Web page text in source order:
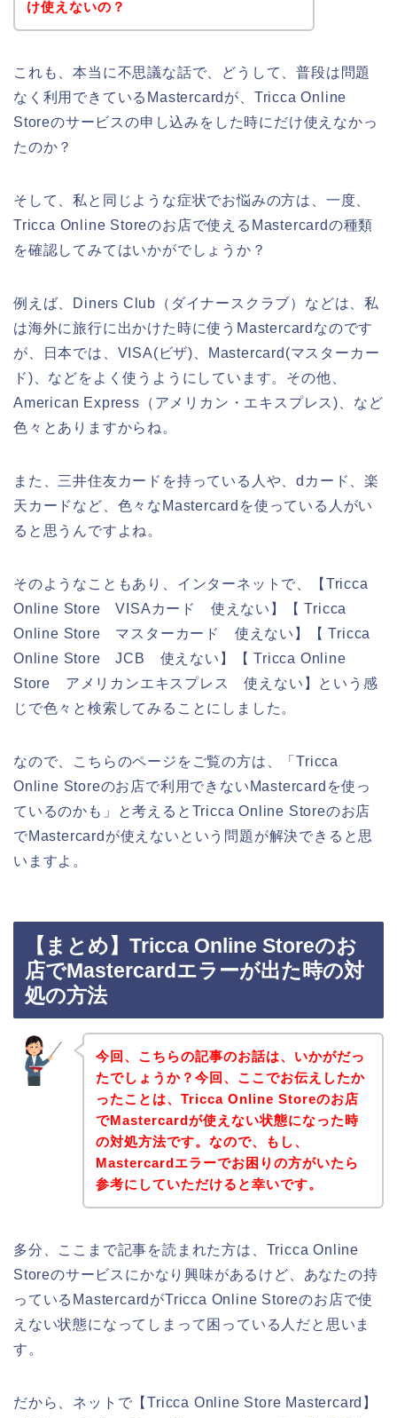
け使えないの？
これも、本当に不思議な話で、どうして、普段は問題
なく利用できているMastercardが、Tricca Online
Storeのサービスの申し込みをした時にだけ使えなかっ
たのか？
そして、私と同じような症状でお悩みの方は、一度、
Tricca Online Storeのお店で使えるMastercardの種類
を確認してみてはいかがでしょうか？
例えば、Diners Club（ダイナースクラブ）などは、私
は海外に旅行に出かけた時に使うMastercardなのです
が、日本では、VISA(ビザ)、Mastercard(マスターカー
ド)、などをよく使うようにしています。その他、
American Express（アメリカン・エキスプレス)、など
色々とありますからね。
また、三井住友カードを持っている人や、dカード、楽
天カードなど、色々なMastercardを使っている人がい
ると思うんですよね。
そのようなこともあり、インターネットで、【Tricca
Online Store VISAカード 使えない】【 Tricca
Online Store マスターカード 使えない】【 Tricca
Online Store JCB 使えない】【 Tricca Online
Store アメリカンエキスプレス 使えない】という感
じで色々と検索してみることにしました。
なので、こちらのページをご覧の方は、「Tricca
Online Storeのお店で利用できないMastercardを使っ
ているのかも」と考えるとTricca Online Storeのお店
でMastercardが使えないという問題が解決できると思
いますよ。
【まとめ】Tricca Online Storeのお
店でMastercardエラーが出た時の対
処の方法
今回、こちらの記事のお話は、いかがだっ
たでしょうか？今回、ここでお伝えしたか
ったことは、Tricca Online Storeのお店
でMastercardが使えない状態になった時
の対処方法です。なので、もし、
Mastercardエラーでお困りの方がいたら
参考にしていただけると幸いです。
多分、ここまで記事を読まれた方は、Tricca Online
Storeのサービスにかなり興味があるけど、あなたの持
っているMastercardがTricca Online Storeのお店で使
えない状態になってしまって困っている人だと思いま
す。
だから、ネットで【Tricca Online Store Mastercard】